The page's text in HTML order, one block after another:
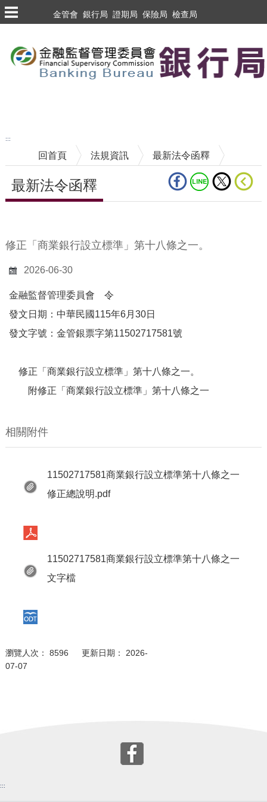
跳到主要內容區塊
金管會 銀行局 證期局 保險局 檢查局
:::
回首頁 法規資訊 最新法令函釋
最新法令函釋
修正「商業銀行設立標準」第十八條之一。
2026-06-30
金融監督管理委員會 令
發文日期：中華民國115年6月30日
發文字號：金管銀票字第11502717581號
修正「商業銀行設立標準」第十八條之一。
附修正「商業銀行設立標準」第十八條之一
相關附件
11502717581商業銀行設立標準第十八條之一
修正總說明.pdf
11502717581商業銀行設立標準第十八條之一
文字檔
瀏覽人次： 8596 更新日期： 2026-
07-07
:::